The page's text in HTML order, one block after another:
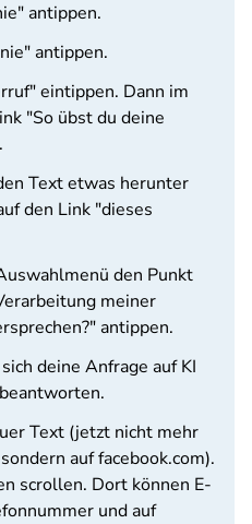
antippen.
antippen.
eintippen. Dann im
"So übst du deine
Text etwas herunter
den Link "dieses
den Punkt
meiner
antippen.
deine Anfrage auf KI
Text (jetzt nicht mehr
auf facebook.com).
scrollen. Dort können E-
und auf